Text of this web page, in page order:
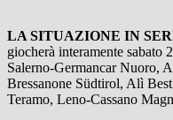
LA SITUAZIONE IN
giocherà interamente sabato
Salerno-Germancar Nuoro,
Bressanone Südtirol, Alì
Teramo, Leno-Cassano